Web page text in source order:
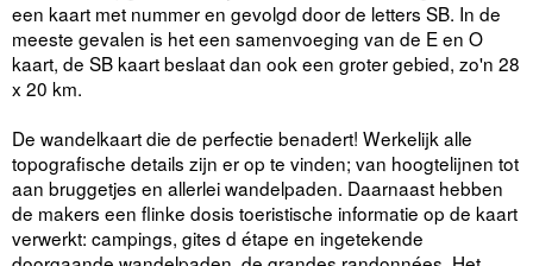
een kaart met nummer en gevolgd door de letters SB. In de
meeste gevalen is het een samenvoeging van de E en O
kaart, de SB kaart beslaat dan ook een groter gebied, zo'n 28
x 20 km.
De wandelkaart die de perfectie benadert! Werkelijk alle
topografische details zijn er op te vinden; van hoogtelijnen tot
aan bruggetjes en allerlei wandelpaden. Daarnaast hebben
de makers een flinke dosis toeristische informatie op de kaart
verwerkt: campings, gites d étape en ingetekende